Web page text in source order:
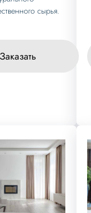
сырья.
Заказать